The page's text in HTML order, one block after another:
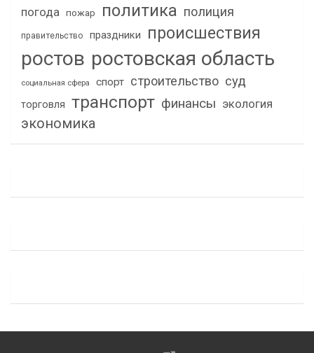
погода пожар политика полиция
правительство праздники происшествия
ростов ростовская область
социальная сфера спорт строительство суд
торговля транспорт финансы экология
экономика